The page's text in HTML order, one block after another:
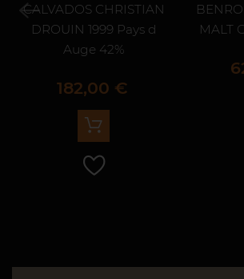
CALVADOS CHRISTIAN
DROUIN 1999 Pays d
Auge 42%
Prix
182,00 €
MALT